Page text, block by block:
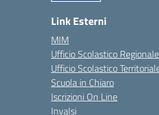
Link Esterni
MIM
Ufficio Scolastico Regionale
Ufficio Scolastico
Scuola in Chiaro
Iscrizioni On Line
Invalsi